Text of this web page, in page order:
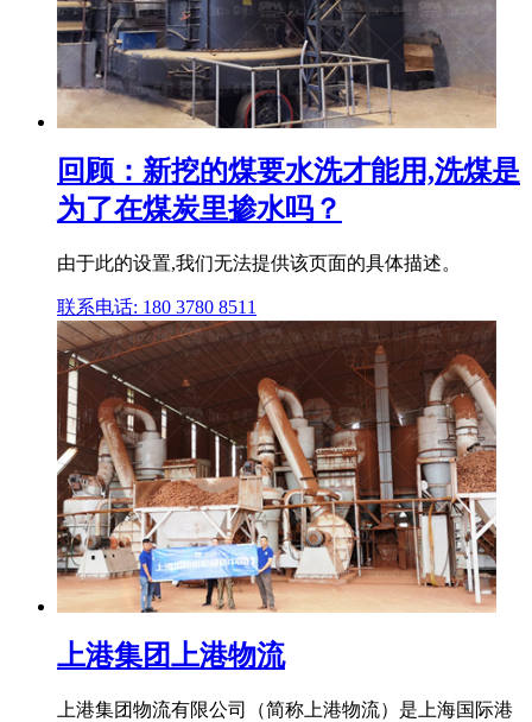
回顾：新挖的煤要水洗才能用,洗煤是
为了在煤炭里掺水吗？
由于此的设置,我们无法提供该页面的具体描述。
联系电话: 180 3780 8511
上港集团上港物流
上港集团物流有限公司（简称上港物流）是上海国际港